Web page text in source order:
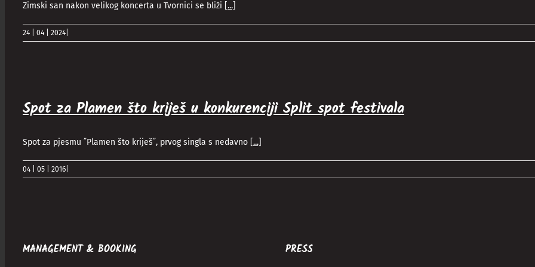
Zimski san nakon velikog koncerta u Tvornici se bliži [...]
24 | 04 | 2024
Spot za Plamen što kriješ u konkurenciji Split spot festivala
Spot za pjesmu ˝Plamen što kriješ˝, prvog singla s nedavno [...]
04 | 05 | 2016
MANAGEMENT & BOOKING PRESS